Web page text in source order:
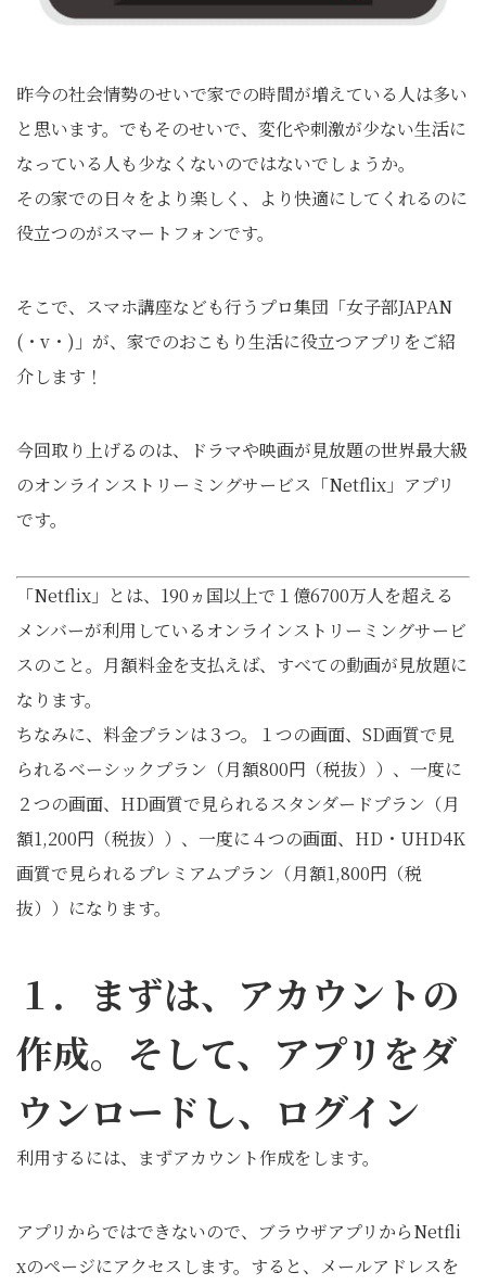
昨今の社会情勢のせいで家での時間が増えている人は多い
と思います。でもそのせいで、変化や刺激が少ない生活に
なっている人も少なくないのではないでしょうか。
その家での日々をより楽しく、より快適にしてくれるのに
役立つのがスマートフォンです。
そこで、スマホ講座なども行うプロ集団「女子部JAPAN
(・v・)」が、家でのおこもり生活に役立つアプリをご紹
介します！
今回取り上げるのは、ドラマや映画が見放題の世界最大級
のオンラインストリーミングサービス「Netflix」アプリ
です。
「Netflix」とは、190ヵ国以上で１億6700万人を超える
メンバーが利用しているオンラインストリーミングサービ
スのこと。月額料金を支払えば、すべての動画が見放題に
なります。
ちなみに、料金プランは３つ。１つの画面、SD画質で見
られるベーシックプラン（月額800円（税抜））、一度に
２つの画面、HD画質で見られるスタンダードプラン（月
額1,200円（税抜））、一度に４つの画面、HD・UHD4K
画質で見られるプレミアムプラン（月額1,800円（税
抜））になります。
１．まずは、アカウントの
作成。そして、アプリをダ
ウンロードし、ログイン
利用するには、まずアカウント作成をします。
アプリからではできないので、ブラウザアプリからNetfli
xのページにアクセスします。すると、メールアドレスを